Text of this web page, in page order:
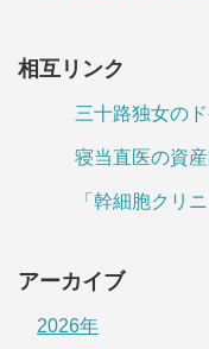
相互リンク
三十路独女の
寝当直医の資
「幹細胞クリ
アーカイブ
2026年